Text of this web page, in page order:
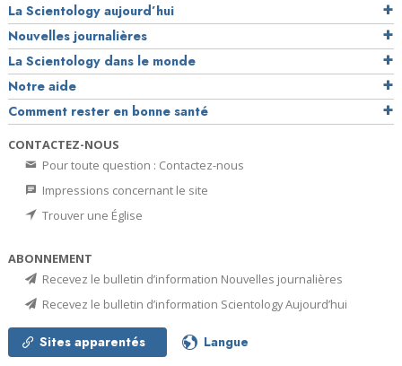
La Scientology aujourd’hui
Nouvelles journalières
La Scientology dans le monde
Notre aide
Comment rester en bonne santé
CONTACTEZ-NOUS
Pour toute question : Contactez-nous
Impressions concernant le site
Trouver une Église
ABONNEMENT
Recevez le bulletin d’information Nouvelles journalières
Recevez le bulletin d’information Scientology Aujourd’hui
Sites apparentés Langue